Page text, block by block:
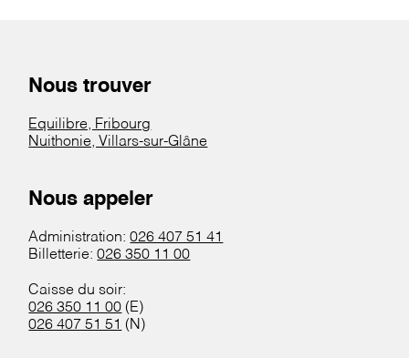
Nous trouver
Equilibre, Fribourg
Nuithonie, Villars-sur-Glâne
Nous appeler
Administration:026 407 51 41
Billetterie:026 350 11 00
Caisse du soir:
026 350 11 00 (E)
026 407 51 51 (N)